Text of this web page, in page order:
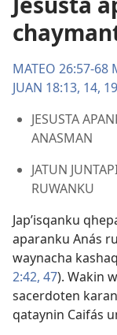
MATEO 26:57-68
JUAN 18:13, 14,
JESUSTA
ANASMAN
JATUN
RUWANKU
Jap’isqanku
aparanku Anás
waynacha
2:42, 47). Wakin
sacerdoten
qataynin Caifás